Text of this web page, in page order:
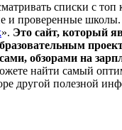
списки с топ
и проверенные
». Это сайт, который
обзорами на
найти самый
другой полезной